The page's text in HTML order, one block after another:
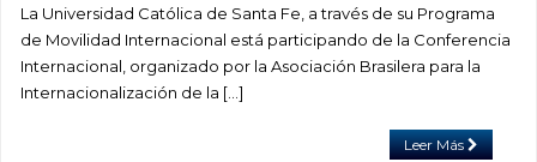
La Universidad Católica de Santa Fe, a través de su Programa
de Movilidad Internacional está participando de la Conferencia
Internacional, organizado por la Asociación Brasilera para la
Internacionalización de la […]
Leer Más